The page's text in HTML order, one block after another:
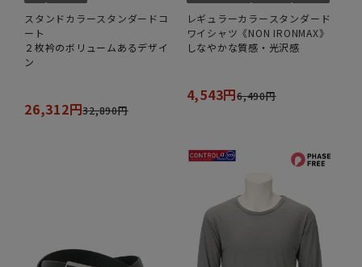
スタンドカラースタンダードコ
ート
２枚衿のボリュームあるデザイ
ン
26,312円32,890円
レギュラーカラースタンダード
ワイシャツ《NON IRONMAX》
しなやかな質感・光沢感
4,543円6,490円